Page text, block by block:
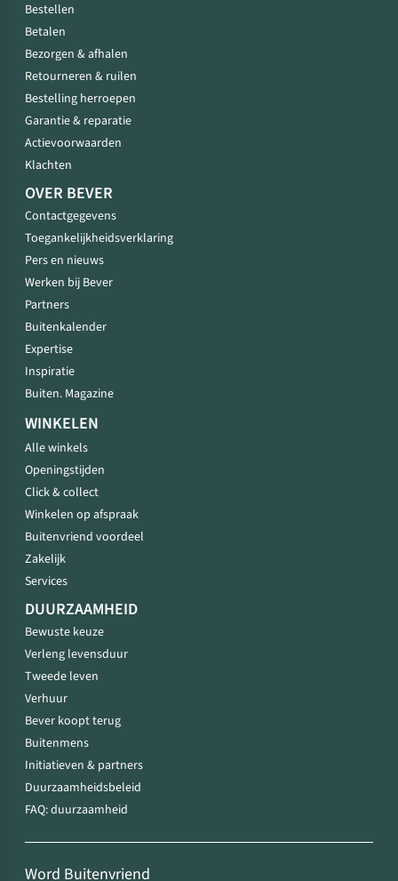
Bestellen
Betalen
Bezorgen & afhalen
Retourneren & ruilen
Bestelling herroepen
Garantie & reparatie
Actievoorwaarden
Klachten
OVER BEVER
Contactgegevens
Toegankelijkheidsverklaring
Pers en nieuws
Werken bij Bever
Partners
Buitenkalender
Expertise
Inspiratie
Buiten. Magazine
WINKELEN
Alle winkels
Openingstijden
Click & collect
Winkelen op afspraak
Buitenvriend voordeel
Zakelijk
Services
DUURZAAMHEID
Bewuste keuze
Verleng levensduur
Tweede leven
Verhuur
Bever koopt terug
Buitenmens
Initiatieven & partners
Duurzaamheidsbeleid
FAQ: duurzaamheid
Word Buitenvriend